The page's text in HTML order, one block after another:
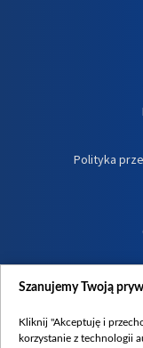
Polityka
Szanujemy Twoją
Kliknij "Akceptuję i
korzystanie z technologii